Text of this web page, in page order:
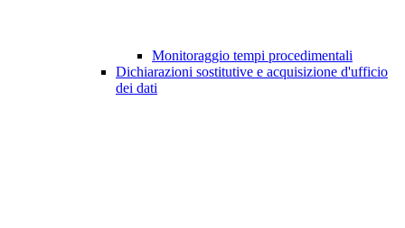
Monitoraggio tempi procedimentali
Dichiarazioni sostitutive e acquisizione d'ufficio
dei dati